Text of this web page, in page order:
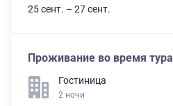
25 сент. – 27 сент.
Проживание во время тура
Гостиница
2 ночи